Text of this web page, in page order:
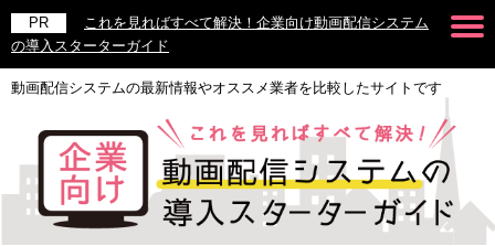
これを見ればすべて解決！企業向け動画配信システム
の導入スターターガイド
動画配信システムの最新情報やオススメ業者を比較したサイトです